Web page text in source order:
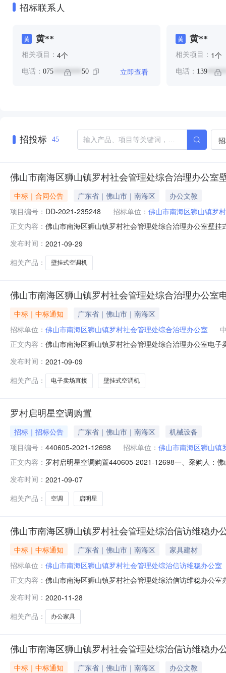
招标联系人
黄 黄**
相关项目： 4个
电话： 075 ******** 50 立即查看
黄 黄**
相关项目： 1个
电话： 139
招投标 45
佛山市南海区狮山镇罗村社会管理处综合治理办公室
中标｜合同公告 广东省｜佛山市｜南海区
办公文教
项目编号： DD-2021-235248 招标单位： 佛山市南海区狮山镇罗
正文内容： 佛山市南海区狮山镇罗村社会管理处综合治理办公室壁
购人（甲方）：佛山市南海区狮山镇罗村社会管理处综
限
发布时间： 2021-09-29
相关产品：
壁挂式空调机
佛山市南海区狮山镇罗村社会管理处综合治理办公室
中标｜中标通知
广东省｜佛山市｜南海区
招标单位： 佛山市南海区狮山镇罗村社会管理处综合治理办公室
正文内容： 佛山市南海区狮山镇罗村社会管理处综合治理办公室电
仟叁佰伍拾元整）产品名称技术规格备注数量单价（元
发布时间： 2021-09-09
相关产品：
电子卖场直接 壁挂式空调机
罗村启明星空调购置
招标｜招标公告 广东省｜佛山市｜南海区
机械设备
项目编号： 440605-2021-12698 招标单位： 佛山市南海区狮山镇
正文内容： 罗村启明星空调购置440605-2021-12698一、采购人：
镇罗村社会管理处综合治理办公室发布时间：2021年09
发布时间： 2021-09-07
相关产品：
空调 启明星
佛山市南海区狮山镇罗村社会管理处综治信访维稳办
中标｜中标通知 广东省｜佛山市｜南海区
家具建材
招标单位： 佛山市南海区狮山镇罗村社会管理处综治信访维稳办公室
正文内容： 佛山市南海区狮山镇罗村社会管理处综治信访维稳办公
地址：广东省佛山市南海区丹灶镇丹灶大道入口珍岗塱
单价：568合同金额：￥
发布时间： 2020-11-28
相关产品：
办公家具
佛山市南海区狮山镇罗村社会管理处综治信访维稳办
中标｜中标通知 广东省｜佛山市｜南海区
办公文教